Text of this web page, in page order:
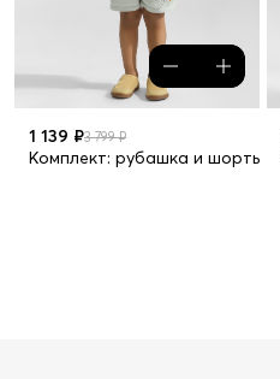
1 139 ₽3 799 ₽
Комплект: рубашка и шорты